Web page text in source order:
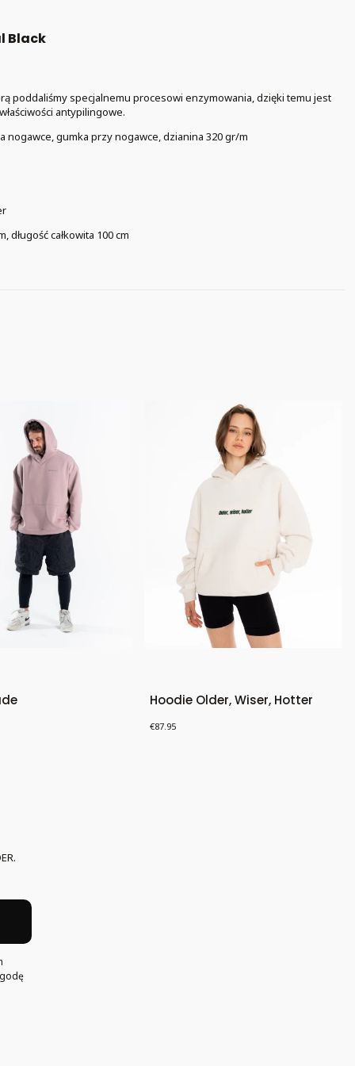
Black
poddaliśmy specjalnemu procesowi enzymowania, dzięki temu jest
antypilingowe.
nogawce, gumka przy nogawce, dzianina 320 gr/m
długość całkowita 100 cm
Hoodie Older, Wiser, Hotter
Price
€87.95